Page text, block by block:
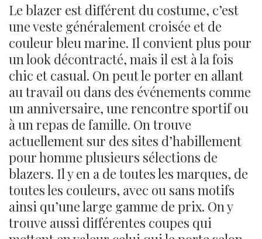
Le blazer est différent du costume, c’est
une veste généralement croisée et de
couleur bleu marine. Il convient plus pour
un look décontracté, mais il est à la fois
chic et casual. On peut le porter en allant
au travail ou dans des événements comme
un anniversaire, une rencontre sportif ou
à un repas de famille. On trouve
actuellement sur des sites d’habillement
pour homme plusieurs sélections de
blazers. Il y en a de toutes les marques, de
toutes les couleurs, avec ou sans motifs
ainsi qu’une large gamme de prix. On y
trouve aussi différentes coupes qui